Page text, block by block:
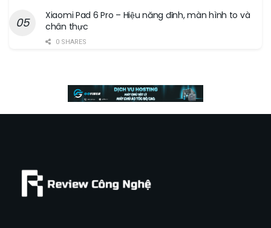
Xiaomi Pad 6 Pro – Hiệu năng đỉnh, màn hình to và
chân thực
0 SHARES